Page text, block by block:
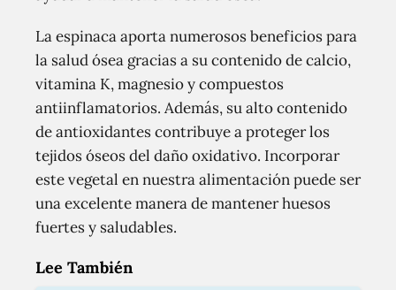
La espinaca aporta numerosos beneficios para
la salud ósea gracias a su contenido de calcio,
vitamina K, magnesio y compuestos
antiinflamatorios. Además, su alto contenido
de antioxidantes contribuye a proteger los
tejidos óseos del daño oxidativo. Incorporar
este vegetal en nuestra alimentación puede ser
una excelente manera de mantener huesos
fuertes y saludables.
Lee También